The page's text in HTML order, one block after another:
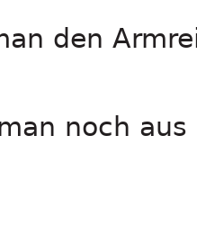
den
noch